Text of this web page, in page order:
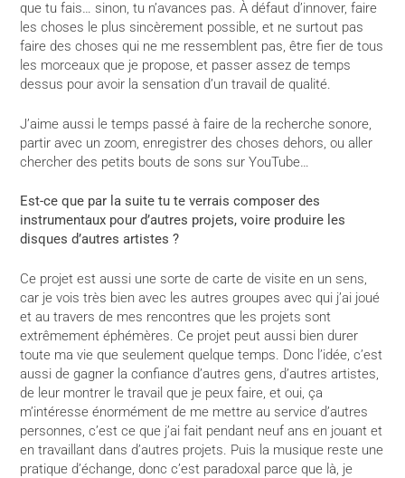
que tu fais… sinon, tu n’avances pas. À défaut d’innover, faire
les choses le plus sincèrement possible, et ne surtout pas
faire des choses qui ne me ressemblent pas, être fier de tous
les morceaux que je propose, et passer assez de temps
dessus pour avoir la sensation d’un travail de qualité.
J’aime aussi le temps passé à faire de la recherche sonore,
partir avec un zoom, enregistrer des choses dehors, ou aller
chercher des petits bouts de sons sur YouTube…
Est-ce que par la suite tu te verrais composer des
instrumentaux pour d’autres projets, voire produire les
disques d’autres artistes ?
Ce projet est aussi une sorte de carte de visite en un sens,
car je vois très bien avec les autres groupes avec qui j’ai joué
et au travers de mes rencontres que les projets sont
extrêmement éphémères. Ce projet peut aussi bien durer
toute ma vie que seulement quelque temps. Donc l’idée, c’est
aussi de gagner la confiance d’autres gens, d’autres artistes,
de leur montrer le travail que je peux faire, et oui, ça
m’intéresse énormément de me mettre au service d’autres
personnes, c’est ce que j’ai fait pendant neuf ans en jouant et
en travaillant dans d’autres projets. Puis la musique reste une
pratique d’échange, donc c’est paradoxal parce que là, je